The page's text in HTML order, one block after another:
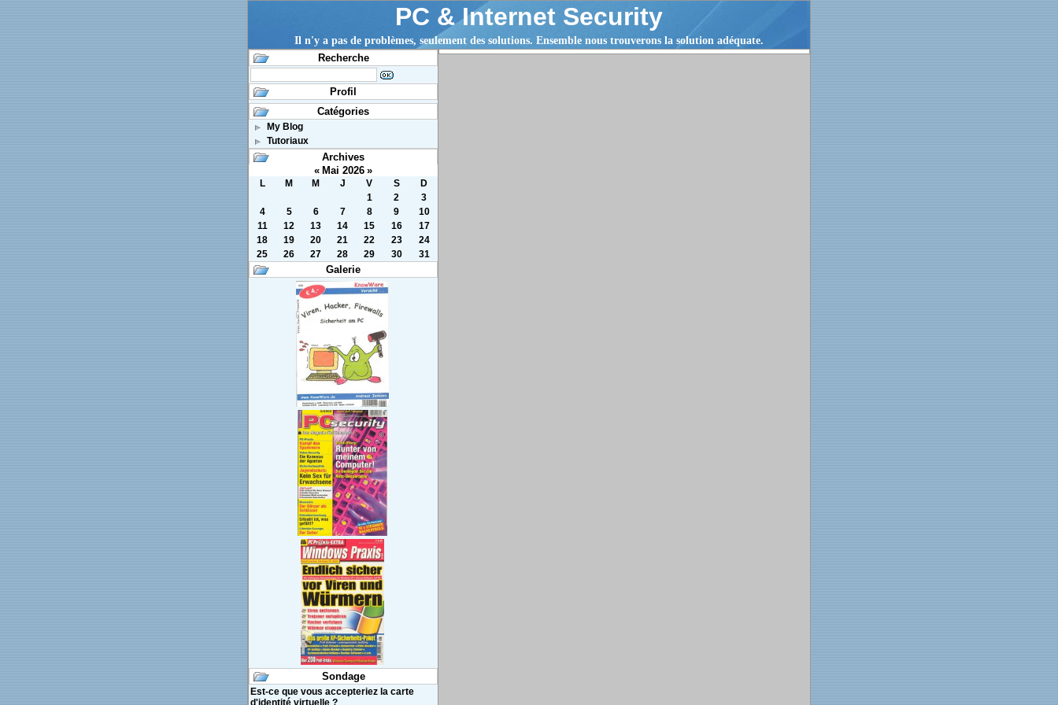
PC & Internet Security
Il n'y a pas de problèmes, seulement des solutions. Ensemble nous trouverons la solution adéquate.
Recherche
Profil
Catégories
My Blog
Tutoriaux
Archives
« Mai 2026 »
L M M J V S
D
1
2
3
4
5 6 7 8 9
10
11
12 13 14 15 16
17
18
19 20 21 22 23
24
25
26 27 28 29 30 31
Galerie
Sondage
Est-ce que vous accepteriez la carte
d'identité virtuelle ?